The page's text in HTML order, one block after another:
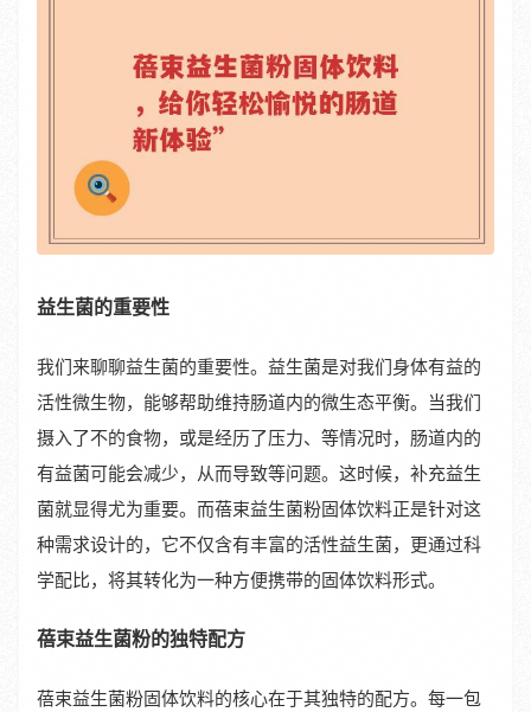
益生菌的重要性
我们来聊聊益生菌的重要性。益生菌是对我们身体有益的
活性微生物，能够帮助维持肠道内的微生态平衡。当我们
摄入了不的食物，或是经历了压力、等情况时，肠道内的
有益菌可能会减少，从而导致等问题。这时候，补充益生
菌就显得尤为重要。而蓓束益生菌粉固体饮料正是针对这
种需求设计的，它不仅含有丰富的活性益生菌，更通过科
学配比，将其转化为一种方便携带的固体饮料形式。
蓓束益生菌粉的独特配方
蓓束益生菌粉固体饮料的核心在于其独特的配方。每一包